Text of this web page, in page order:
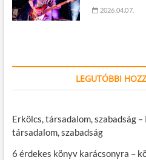
2026.04.07.
LEGUTÓBBI
Erkölcs, társadalom, szabadság
társadalom, szabadság
6 érdekes könyv karácsonyra –